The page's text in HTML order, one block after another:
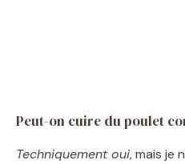
Peut-on cuire du poulet
Techniquement oui, mais je